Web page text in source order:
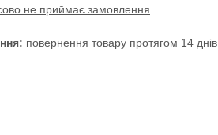
не приймає замовлення
повернення товару протягом 14 днів